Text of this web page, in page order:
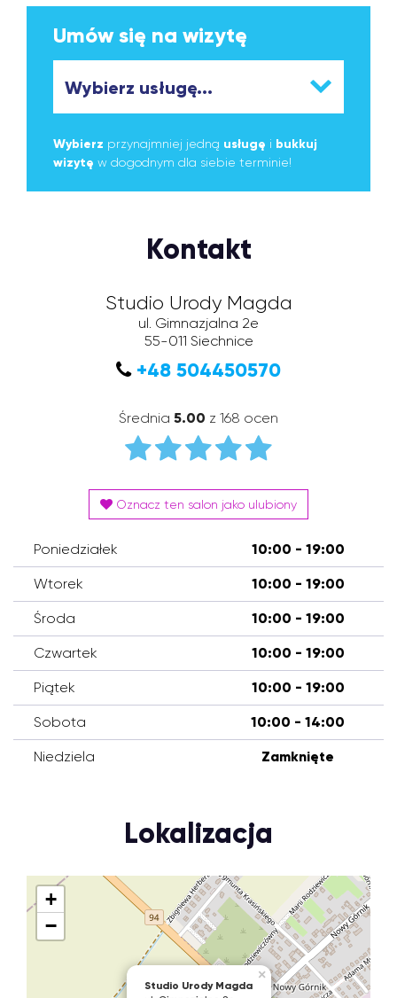
Umów się na wizytę
Wybierz przynajmniej jedną usługę i bukkuj
wizytę w dogodnym dla siebie terminie!
Kontakt
Studio Urody Magda
ul. Gimnazjalna 2e
55-011 Siechnice
+48 504450570
Średnia 5.00 z 168 ocen
Oznacz ten salon jako ulubiony
Poniedziałek 10:00 - 19:00
Wtorek 10:00 - 19:00
Środa 10:00 - 19:00
Czwartek 10:00 - 19:00
Piątek 10:00 - 19:00
Sobota 10:00 - 14:00
Niedziela Zamknięte
Lokalizacja
Studio Urody Magda
×
+
−